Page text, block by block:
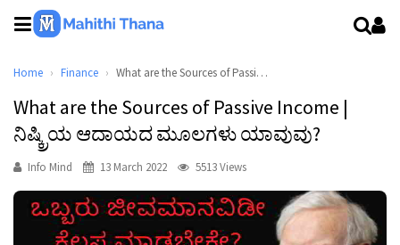
Home Finance What are the Sources of Passive Income | ನಿಷ್ಕ್ರಿಯ ಆದಾಯದ ಮೂಲಗಳು ಯಾವುವು?
What are the Sources of Passive Income |
ನಿಷ್ಕ್ರಿಯ ಆದಾಯದ ಮೂಲಗಳು ಯಾವುವು?
Info Mind 13 March 2022 5513 Views